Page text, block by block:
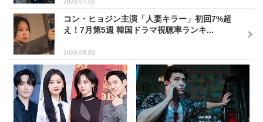
コン・ヒョジン主演「人妻キラー」初回7%超
え！7月第5週 韓国ドラマ視聴率ランキ...
2026.08.03